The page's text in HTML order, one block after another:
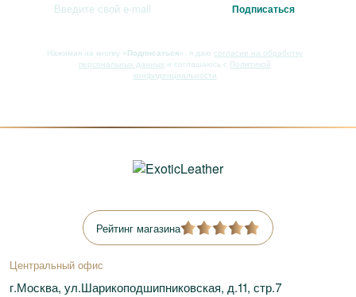
Нажимая на кнопку «Подписаться» , я даю согласие на обработку
персональных данных и соглашаюсь с Политикой
конфиденциальности
Рейтинг магазина
Центральный офис
г.Москва, ул.Шарикоподшипниковская, д.11, стр.7